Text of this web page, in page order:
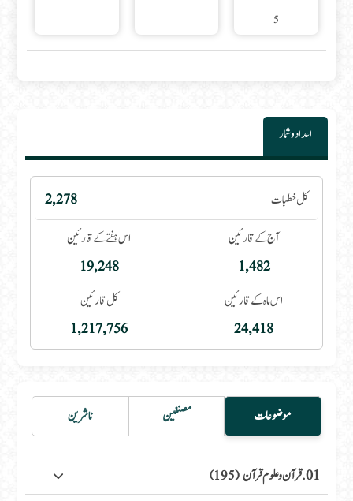
5
اعداد و شمار
کل خطبات
2,278
آج کے قارئین
1,482
اس ہفتے کے قارئین
19,248
اس ماہ کے قارئین
24,418
کل قارئین
1,217,756
موضوعات مصنفین ناشرین
01. قرآن وعلوم قرآن (195)